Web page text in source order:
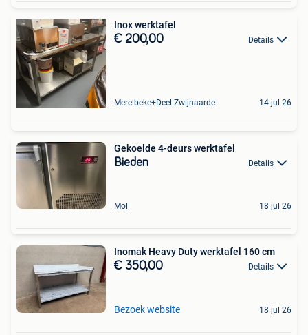
Inox werktafel
€ 200,00 Details
Merelbeke+Deel Zwijnaarde 14 jul 26
Gekoelde 4-deurs werktafel
Bieden Details
Mol 18 jul 26
Inomak Heavy Duty werktafel 160 cm
€ 350,00 Details
Bezoek website 18 jul 26